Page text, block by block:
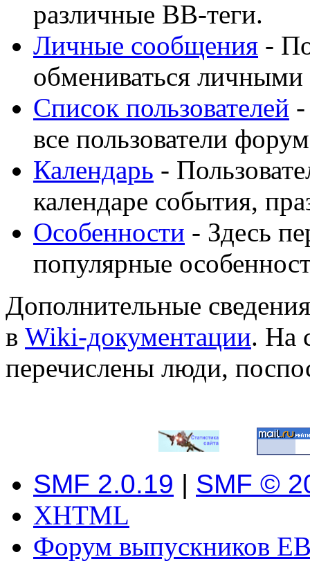
различные BB-теги.
Личные сообщения -
обмениваться
Список пользователей
все пользователи
Календарь -
календаре события,
Особенности - Здесь
популярные
Дополнительные
в Wiki-документации. На
перечислены люди,
SMF 2.0.19 | SMF ©
XHTML
Форум выпускников